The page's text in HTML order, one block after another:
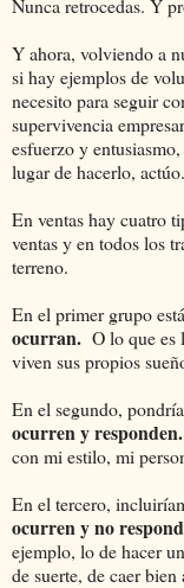
Nunca retrocedas. Y
Y ahora, volviendo a
si hay ejemplos de
necesito para seguir
supervivencia
esfuerzo y
lugar de hacerlo, actúo.
En ventas hay cuatro
ventas y en todos los
terreno.
En el primer grupo
ocurran. O lo que es
viven sus propios
En el segundo,
ocurren y responden.
con mi estilo, mi
En el tercero,
ocurren y no
ejemplo, lo de hacer
de suerte, de caer